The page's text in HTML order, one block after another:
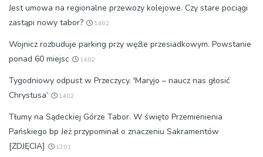
Jest umowa na regionalne przewozy kolejowe. Czy stare pociągi
zastąpi nowy tabor?
14:02
Wojnicz rozbuduje parking przy węźle przesiadkowym. Powstanie
ponad 60 miejsc
14:02
Tygodniowy odpust w Przeczycy. 'Maryjo – naucz nas głosić
Chrystusa’
14:02
Tłumy na Sądeckiej Górze Tabor. W święto Przemienienia
Pańskiego bp Jeż przypominał o znaczeniu Sakramentów
[ZDJĘCIA]
13:01